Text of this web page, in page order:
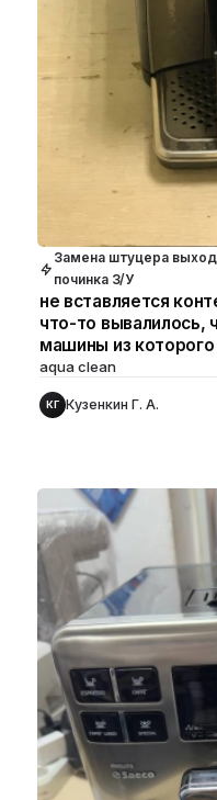
Замена штуцера
починка З/У
не вставляется
что-то вывалилось,
машины из
aqua clean
КГ Кузенкин Г. А.